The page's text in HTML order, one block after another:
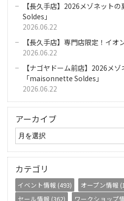
【長久手店】2026メゾネット
Soldes」
2026.06.22
【長久手店】専門店限定！イ
2026.06.22
【ナゴヤドーム前店】2026メ
「maisonnette Soldes」
2026.06.22
アーカイブ
カテゴリ
イベント情報 (493) オープン情報
セール情報 (362)
ワークショップ